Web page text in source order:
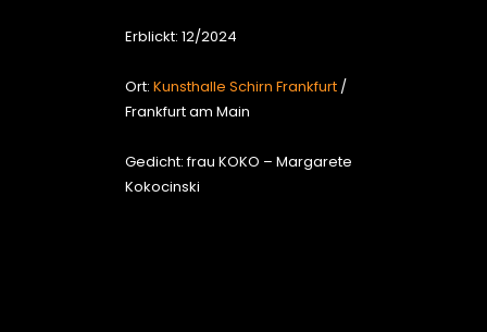
Erblickt: 12/2024
Ort: Kunsthalle Schirn Frankfurt /
Frankfurt am Main
Gedicht: frau KOKO – Margarete
Kokocinski